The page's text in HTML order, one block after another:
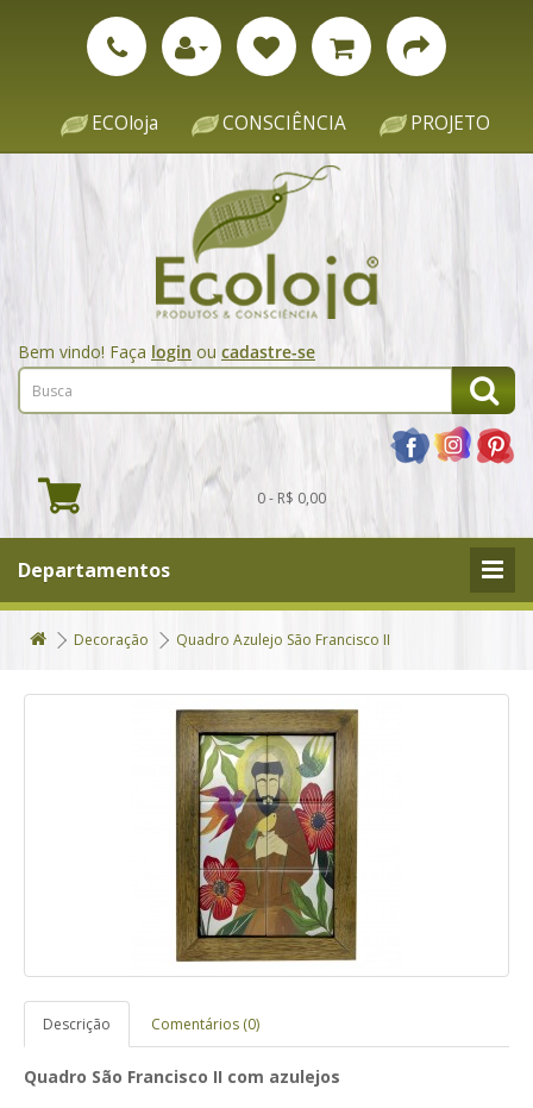
ECOloja CONSCIÊNCIA PROJETO
Bem vindo! Faça login ou cadastre-se
0 - R$ 0,00
Departamentos
Decoração Quadro Azulejo São Francisco II
Descrição Comentários (0)
Quadro São Francisco II com azulejos